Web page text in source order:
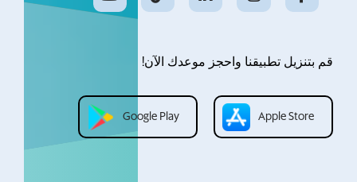
قم بتنزيل تطبيقنا واحجز موعدك الآن!
Google Play Apple Store